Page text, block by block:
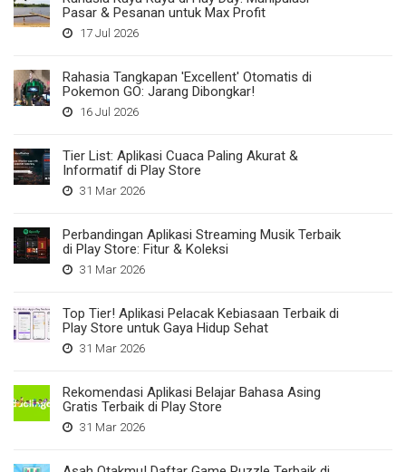
Pasar & Pesanan untuk Max Profit
17 Jul 2026
Rahasia Tangkapan 'Excellent' Otomatis di
Pokemon GO: Jarang Dibongkar!
16 Jul 2026
Tier List: Aplikasi Cuaca Paling Akurat &
Informatif di Play Store
31 Mar 2026
Perbandingan Aplikasi Streaming Musik Terbaik
di Play Store: Fitur & Koleksi
31 Mar 2026
Top Tier! Aplikasi Pelacak Kebiasaan Terbaik di
Play Store untuk Gaya Hidup Sehat
31 Mar 2026
Rekomendasi Aplikasi Belajar Bahasa Asing
Gratis Terbaik di Play Store
31 Mar 2026